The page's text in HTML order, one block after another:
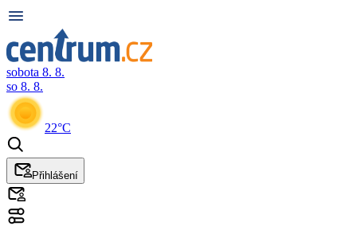
sobota 8. 8.
so 8. 8.
22°C
Přihlášení